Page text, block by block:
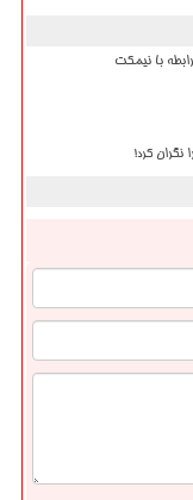
با نیمکت
نگران کرد!